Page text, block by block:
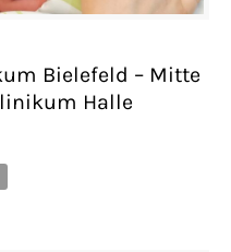
Bielefeld – Mitte
Halle